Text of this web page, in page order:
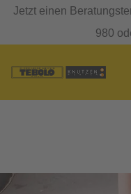
Jetzt einen
980